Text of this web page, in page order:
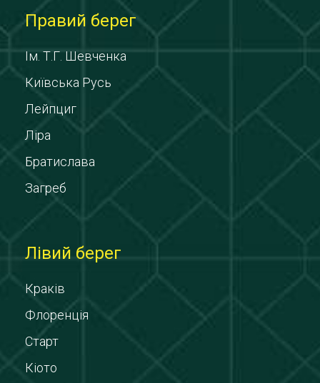
Правий берег
Ім. Т.Г. Шевченка
Київська Русь
Лейпциг
Ліра
Братислава
Загреб
Лівий берег
Краків
Флоренція
Старт
Кіото